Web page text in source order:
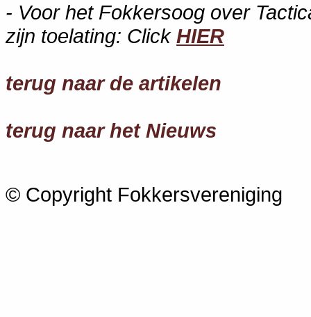
- Voor het Fokkersoog over
zijn toelating: Click HIER
terug naar de artikelen
terug naar het Nieuws
© Copyright Fokkersvereniging